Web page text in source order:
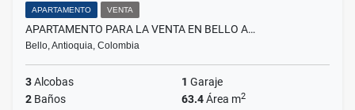
APARTAMENTO VENTA
APARTAMENTO PARA LA VENTA EN BELLO A…
Bello, Antioquia, Colombia
3Alcobas 1 Garaje
2 Baños 63.4Área m2